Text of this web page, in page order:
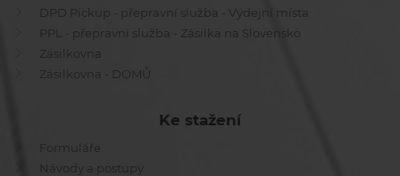
DPD Pickup - přepravní služba - Výdejní místa
PPL - přepravní služba - Zásilka na Slovensko
Zásilkovna
Zásilkovna - DOMŮ
Ke stažení
Formuláře
Návody a postupy